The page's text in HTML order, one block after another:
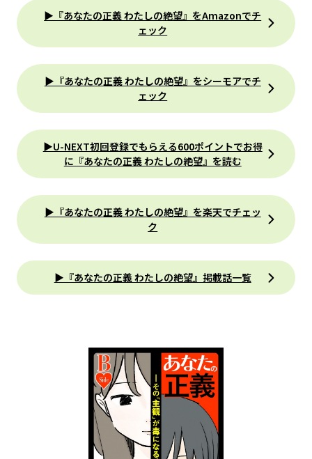
▶『あなたの正義 わたしの絶望』をAmazonでチ
ェック
▶『あなたの正義 わたしの絶望』をシーモアでチ
ェック
▶U-NEXT初回登録でもらえる600ポイントでお得
に『あなたの正義 わたしの絶望』を読む
▶『あなたの正義 わたしの絶望』を楽天でチェッ
ク
▶『あなたの正義 わたしの絶望』掲載話一覧